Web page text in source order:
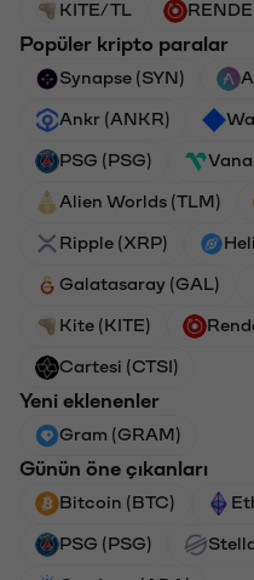
KITE/TL
Popüler kripto paralar
Synapse (SYN)
Ankr (ANKR)
PSG (PSG)
Alien Worlds (TLM)
Ripple (XRP)
Galatasaray (GAL)
Kite (KITE)
Cartesi (CTSI)
Yeni eklenenler
Gram (GRAM)
Günün öne çıkanları
Bitcoin (BTC)
PSG (PSG)